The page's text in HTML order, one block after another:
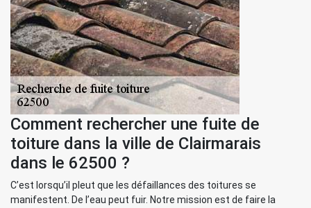
Comment rechercher une fuite de
toiture dans la ville de Clairmarais
dans le 62500 ?
C’est lorsqu’il pleut que les défaillances des toitures se
manifestent. De l’eau peut fuir. Notre mission est de faire la